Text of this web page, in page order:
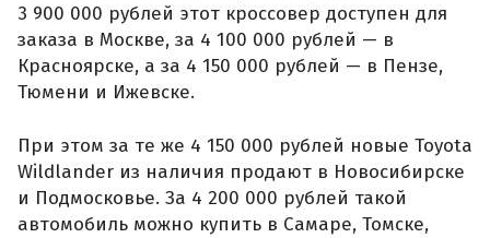
3 900 000 рублей этот кроссовер доступен для
заказа в Москве, за 4 100 000 рублей — в
Красноярске, а за 4 150 000 рублей — в Пензе,
Тюмени и Ижевске.
При этом за те же 4 150 000 рублей новые Toyota
Wildlander из наличия продают в Новосибирске
и Подмосковье. За 4 200 000 рублей такой
автомобиль можно купить в Самаре, Томске,